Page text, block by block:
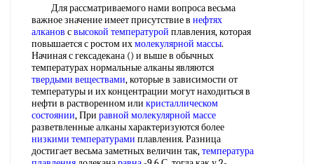
Для рассматриваемого нами вопроса весьма
важное значение имеет присутствие в нефтях
алканов свысокой температурой плавления, которая
повышается с ростом ихмолекулярной массы.
Начиная с гексадекана () и выше в обычных
температурах нормальные алканы являются
твердыми веществами, которые в зависимости от
температуры и их концентрации могут находиться в
нефти в растворенном или кристаллическом
состоянии, При равной молекулярной массе
разветвленные алканы характеризуются более
низкими температурами плавления. Разница
достигает весьма заметных величин так,температура